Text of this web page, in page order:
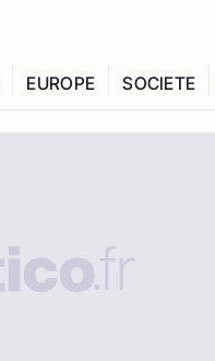
EUROPE SOCIETE